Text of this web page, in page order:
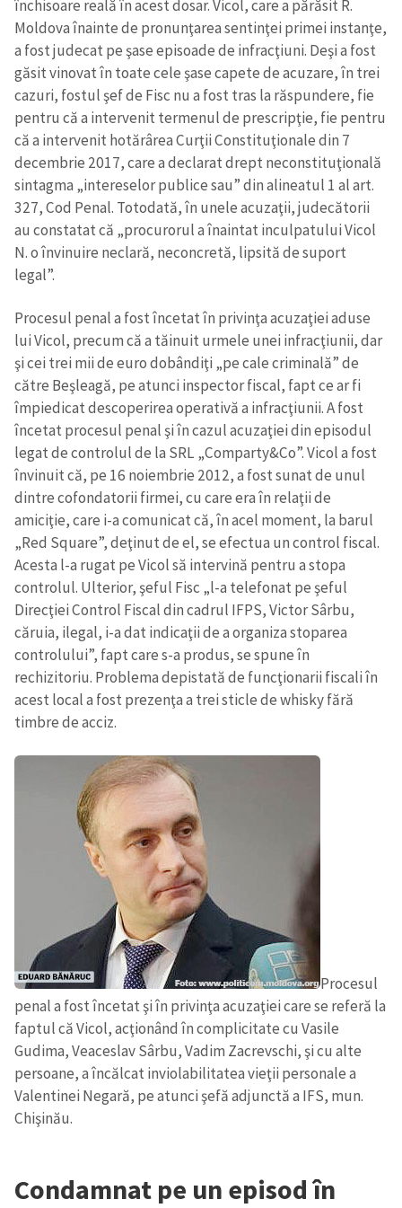
Trimite o informație
Despre ZdG
in English
на русском
închisoare reală în acest dosar. Vicol, care a părăsit R.
Moldova înainte de pronunţarea sentinţei primei instanţe,
a fost judecat pe şase episoade de infracţiuni. Deşi a fost
găsit vinovat în toate cele şase capete de acuzare, în trei
cazuri, fostul şef de Fisc nu a fost tras la răspundere, fie
pentru că a intervenit termenul de prescripţie, fie pentru
că a intervenit hotărârea Curţii Constituţionale din 7
decembrie 2017, care a declarat drept neconstituţională
sintagma „intereselor publice sau” din alineatul 1 al art.
327, Cod Penal. Totodată, în unele acuzaţii, judecătorii
au constatat că „procurorul a înaintat inculpatului Vicol
N. o învinuire neclară, neconcretă, lipsită de suport
legal”.
Procesul penal a fost încetat în privinţa acuzaţiei aduse
lui Vicol, precum că a tăinuit urmele unei infracţiunii, dar
şi cei trei mii de euro dobândiţi „pe cale criminală” de
către Beşleagă, pe atunci inspector fiscal, fapt ce ar fi
împiedicat descoperirea operativă a infracţiunii. A fost
încetat procesul penal şi în cazul acuzaţiei din episodul
legat de controlul de la SRL „Comparty&Co”. Vicol a fost
învinuit că, pe 16 noiembrie 2012, a fost sunat de unul
dintre cofondatorii firmei, cu care era în relaţii de
amiciţie, care i-a comunicat că, în acel moment, la barul
„Red Square”, deţinut de el, se efectua un control fiscal.
Acesta l-a rugat pe Vicol să intervină pentru a stopa
controlul. Ulterior, şeful Fisc „l-a telefonat pe şeful
Direcţiei Control Fiscal din cadrul IFPS, Victor Sârbu,
căruia, ilegal, i-a dat indicaţii de a organiza stoparea
controlului”, fapt care s-a produs, se spune în
rechizitoriu. Problema depistată de funcţionarii fiscali în
acest local a fost prezenţa a trei sticle de whisky fără
timbre de acciz.
Procesul
penal a fost încetat şi în privinţa acuzaţiei care se referă la
faptul că Vicol, acţionând în complicitate cu Vasile
Gudima, Veaceslav Sârbu, Vadim Zacrevschi, şi cu alte
persoane, a încălcat inviolabilitatea vieţii personale a
Valentinei Negară, pe atunci şefă adjunctă a IFS, mun.
Chişinău.
Condamnat pe un episod în